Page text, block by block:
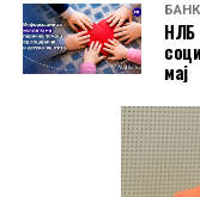
банкарско
НЛБ
мај